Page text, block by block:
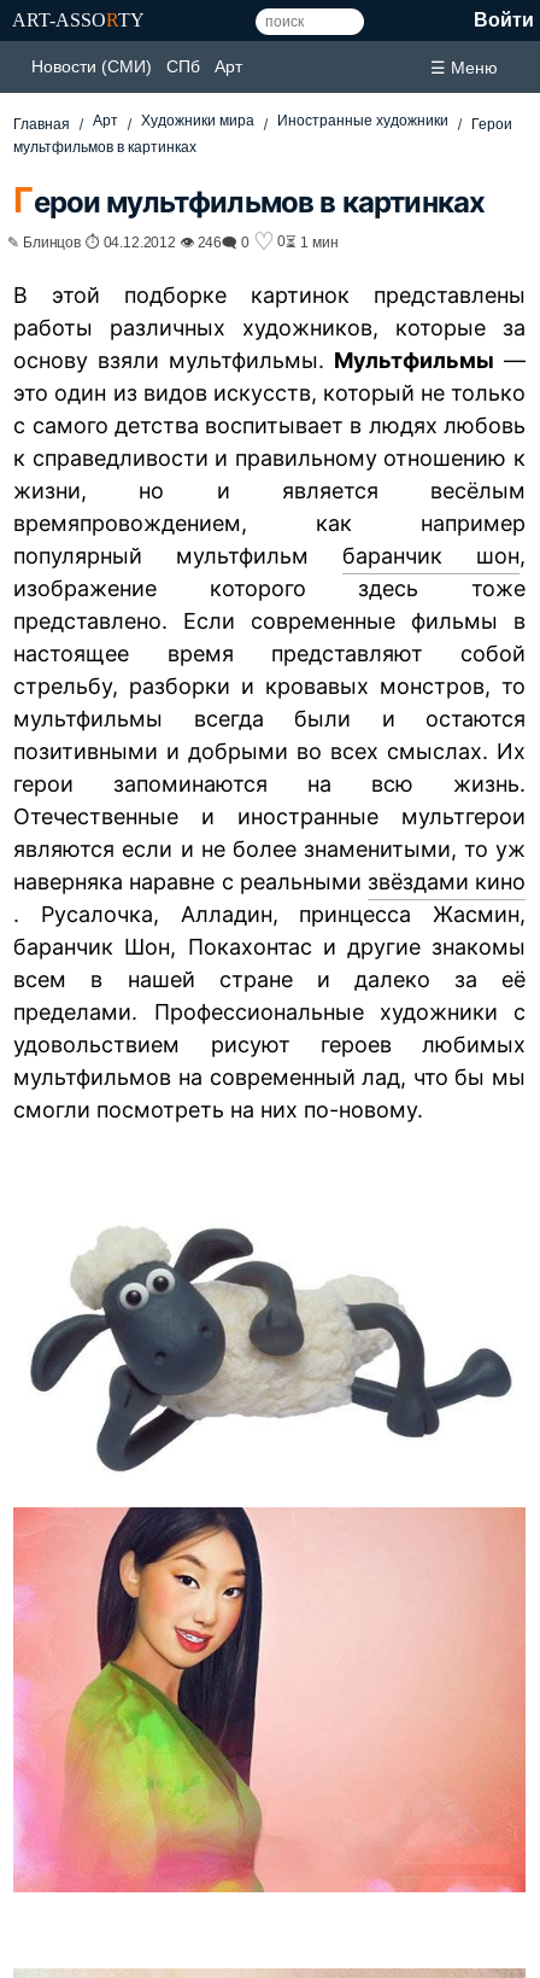
ART-ASSORTY Войти
Новости (СМИ) СПб Арт ☰ Меню
Главная Арт Художники мира Иностранные художники
Герои
мультфильмов в картинках
Герои мультфильмов в картинках
✎ Блинцов ⏱ 04.12.2012 👁 246🗨 0 ♡ 0⏳ 1 мин
В этой подборке картинок представлены
работы различных художников, которые за
основу взяли мультфильмы. Мультфильмы —
это один из видов искусств, который не только
с самого детства воспитывает в людях любовь
к справедливости и правильному отношению к
жизни, но и является весёлым
времяпровождением, как например
популярный мультфильм баранчик шон,
изображение которого здесь тоже
представлено. Если современные фильмы в
настоящее время представляют собой
стрельбу, разборки и кровавых монстров, то
мультфильмы всегда были и остаются
позитивными и добрыми во всех смыслах. Их
герои запоминаются на всю жизнь.
Отечественные и иностранные мультгерои
являются если и не более знаменитыми, то уж
наверняка наравне с реальными звёздами кино
. Русалочка, Алладин, принцесса Жасмин,
баранчик Шон, Покахонтас и другие знакомы
всем в нашей стране и далеко за её
пределами. Профессиональные художники с
удовольствием рисуют героев любимых
мультфильмов на современный лад, что бы мы
смогли посмотреть на них по-новому.